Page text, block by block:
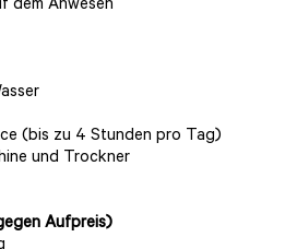
dem Anwesen
(bis zu 4 Stunden pro Tag)
und Trockner
Aufpreis)